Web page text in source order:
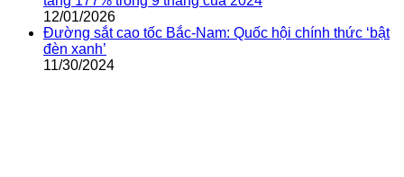
12/01/2026
Đường sắt cao tốc Bắc-Nam: Quốc hội chính thức ‘bật
đèn xanh’
11/30/2024